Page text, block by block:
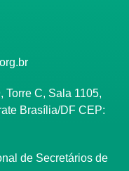
Torre C, Sala 1105,
Brasília/DF CEP:
de Secretários de